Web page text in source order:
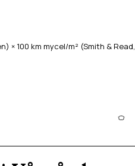
× 100 km mycel/m² (Smith & Read,